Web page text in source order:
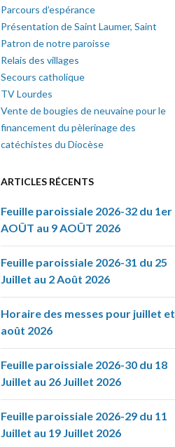
Parcours d’espérance
Présentation de Saint Laumer, Saint
Patron de notre paroisse
Relais des villages
Secours catholique
TV Lourdes
Vente de bougies de neuvaine pour le
financement du pèlerinage des
catéchistes du Diocèse
ARTICLES RÉCENTS
Feuille paroissiale 2026-32 du 1er
AOÛT au 9 AOÛT 2026
Feuille paroissiale 2026-31 du 25
Juillet au 2 Août 2026
Horaire des messes pour juillet et
août 2026
Feuille paroissiale 2026-30 du 18
Juillet au 26 Juillet 2026
Feuille paroissiale 2026-29 du 11
Juillet au 19 Juillet 2026